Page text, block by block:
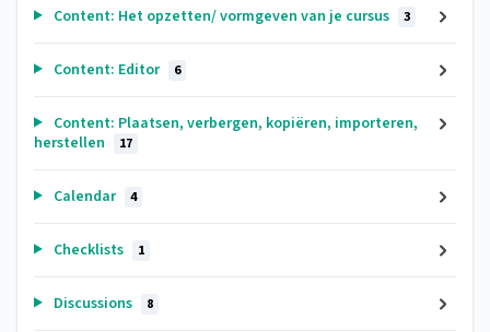
Content: Het opzetten/ vormgeven van je cursus 3
Content: Editor 6
Content: Plaatsen, verbergen, kopiëren, importeren,
herstellen
17
Calendar 4
Checklists 1
Discussions 8